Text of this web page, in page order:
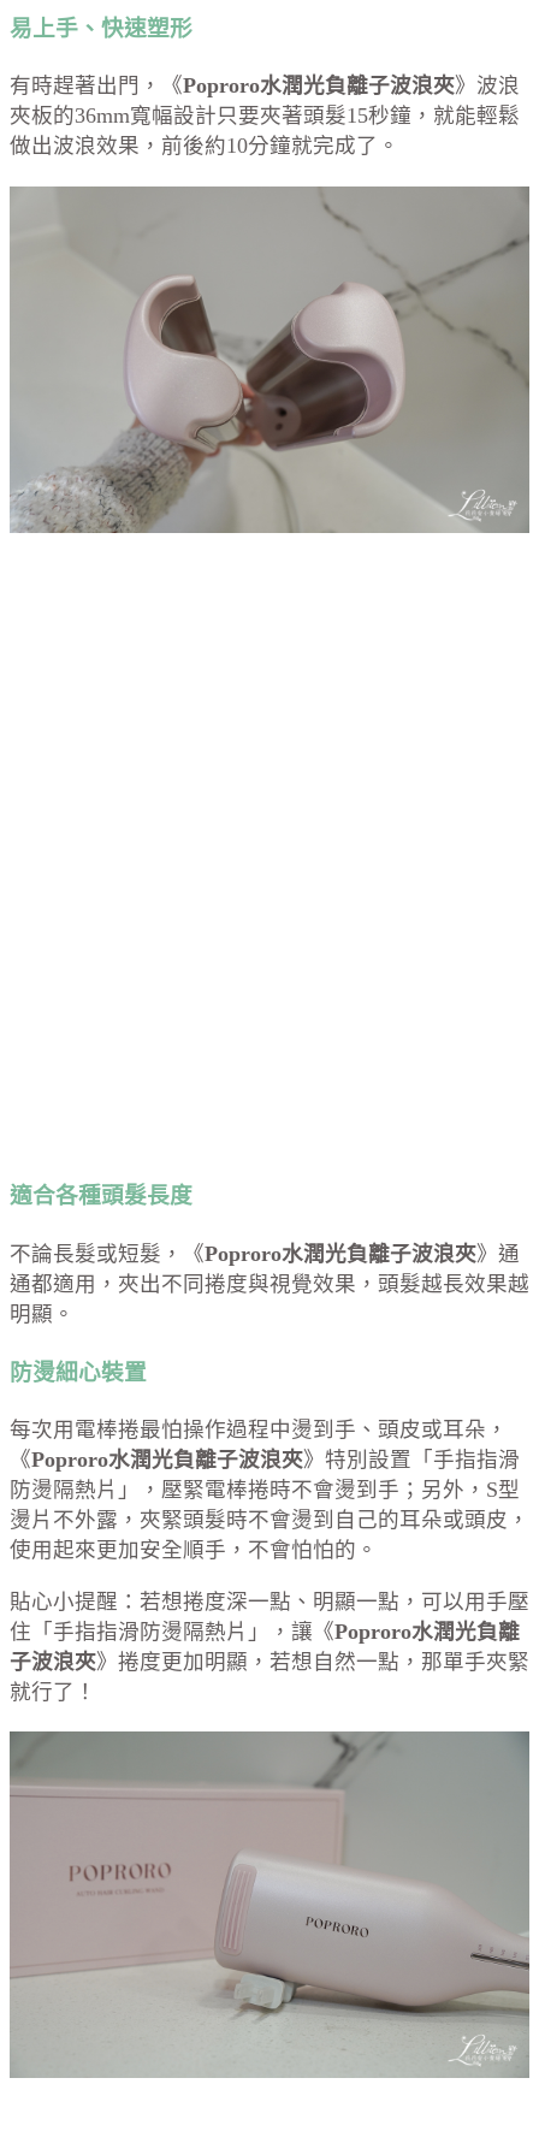
易上手、快速塑形
有時趕著出門，《Poproro水潤光負離子波浪夾》波浪
夾板的36mm寬幅設計只要夾著頭髮15秒鐘，就能輕鬆
做出波浪效果，前後約10分鐘就完成了。
適合各種頭髮長度
不論長髮或短髮，《Poproro水潤光負離子波浪夾》通
通都適用，夾出不同捲度與視覺效果，頭髮越長效果越
明顯。
防燙細心裝置
每次用電棒捲最怕操作過程中燙到手、頭皮或耳朵，
《Poproro水潤光負離子波浪夾》特別設置「手指指滑
防燙隔熱片」，壓緊電棒捲時不會燙到手；另外，S型
燙片不外露，夾緊頭髮時不會燙到自己的耳朵或頭皮，
使用起來更加安全順手，不會怕怕的。
貼心小提醒：若想捲度深一點、明顯一點，可以用手壓
住「手指指滑防燙隔熱片」，讓《Poproro水潤光負離
子波浪夾》捲度更加明顯，若想自然一點，那單手夾緊
就行了！